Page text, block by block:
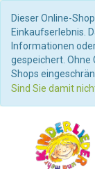
Dieser Online-
Einkaufserlebnis.
Informationen
gespeichert. Ohne
Shops
Sind Sie damit